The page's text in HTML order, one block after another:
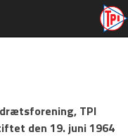
TPI
den 19. juni 1964